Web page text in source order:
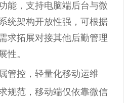
能，支持电脑端后台与微
统架构开放性强，可根据
求拓展对接其他后勤管理
性。
管控，轻量化移动运维
规范，移动端仅依靠微信